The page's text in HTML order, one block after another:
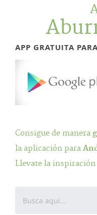
APP GRATUITA
Consigue de manera
la aplicación para
Llevate la